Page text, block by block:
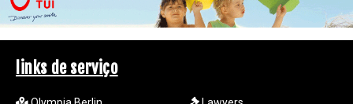
SBD 9.325039
SCR 16.705092
links de serviço